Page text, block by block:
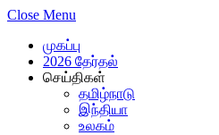
Close Menu
முகப்பு
2026 தேர்தல்
செய்திகள்
தமிழ்நாடு
இந்தியா
உலகம்